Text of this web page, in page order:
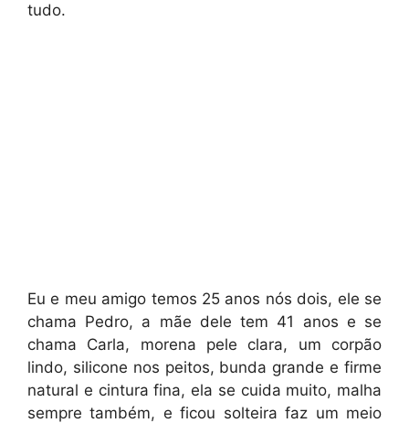
tudo.
Eu e meu amigo temos 25 anos nós dois, ele se
chama Pedro, a mãe dele tem 41 anos e se
chama Carla, morena pele clara, um corpão
lindo, silicone nos peitos, bunda grande e firme
natural e cintura fina, ela se cuida muito, malha
sempre também, e ficou solteira faz um meio